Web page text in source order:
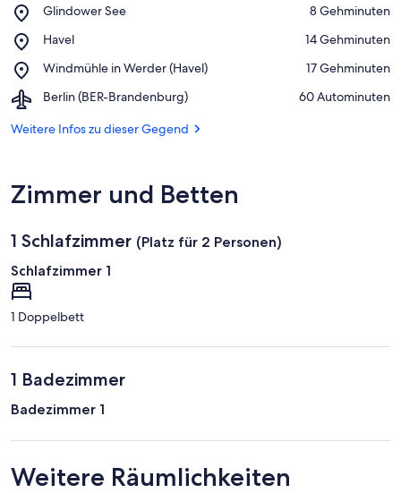
Glindower See
Place,
See
‪8 Gehminuten‬
Havel
Place,
‪14 Gehminuten‬
Windmühle in Werder (Havel)
Place,
in
(Havel)
‪17 Gehminuten‬
Berlin (BER-Brandenburg)
Airport,
(BER-
‪60 Autominuten‬
Weitere Infos zu dieser Gegend
Zimmer und Betten
1 Schlafzimmer (Platz für 2 Personen)
Schlafzimmer 1
1 Doppelbett
1 Badezimmer
Badezimmer 1
Weitere Räumlichkeiten